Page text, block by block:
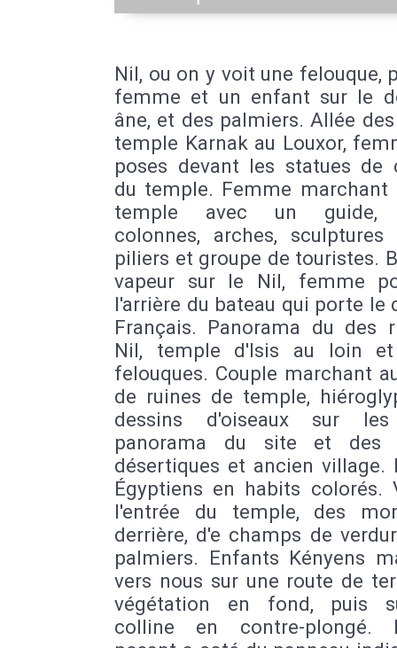
Nil, ou on y voit une felouque,
femme et un enfant sur le
âne, et des palmiers. Allée
temple Karnak au Louxor,
poses devant les statues de
du temple. Femme marchant
temple avec un guide,
colonnes, arches,
piliers et groupe de touristes.
vapeur sur le Nil, femme
l'arrière du bateau qui porte le
Français. Panorama du des
Nil, temple d'Isis au loin et
felouques. Couple marchant
de ruines de temple,
dessins d'oiseaux sur
panorama du site et des
désertiques et ancien village.
Égyptiens en habits colorés.
l'entrée du temple, des
derrière, d'e champs de
palmiers. Enfants Kényens
vers nous sur une route de
végétation en fond, puis
colline en contre-plongé.